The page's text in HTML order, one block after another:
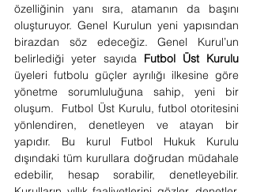
özelliğinin yanı sıra, atamanın da başını
oluşturuyor. Genel Kurulun yeni yapısından
birazdan söz edeceğiz. Genel Kurul’un
belirlediği yeter sayıda Futbol Üst Kurulu
üyeleri futbolu güçler ayrılığı ilkesine göre
yönetme sorumluluğuna sahip, yeni bir
oluşum.  Futbol Üst Kurulu, futbol otoritesini
yönlendiren, denetleyen ve atayan bir
yapıdır. Bu kurul Futbol Hukuk Kurulu
dışındaki tüm kurullara doğrudan müdahale
edebilir, hesap sorabilir, denetleyebilir.